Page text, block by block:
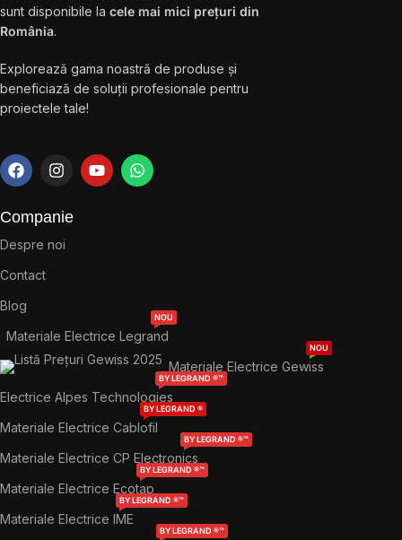
sunt disponibile la cele mai mici prețuri din
România.
Explorează gama noastră de produse și
beneficiază de soluții profesionale pentru
proiectele tale!
Companie
Despre noi
Contact
Blog
Materiale Electrice Legrand
NOU
Materiale Electrice Gewiss
NOU
Electrice Alpes Technologies
BY LEGRAND ®™
Materiale Electrice Cablofil
BY LEGRAND ®
Materiale Electrice CP Electronics
BY LEGRAND ®™
Materiale Electrice Ecotap
BY LEGRAND ®™
Materiale Electrice IME
BY LEGRAND ®™
BY LEGRAND ®™